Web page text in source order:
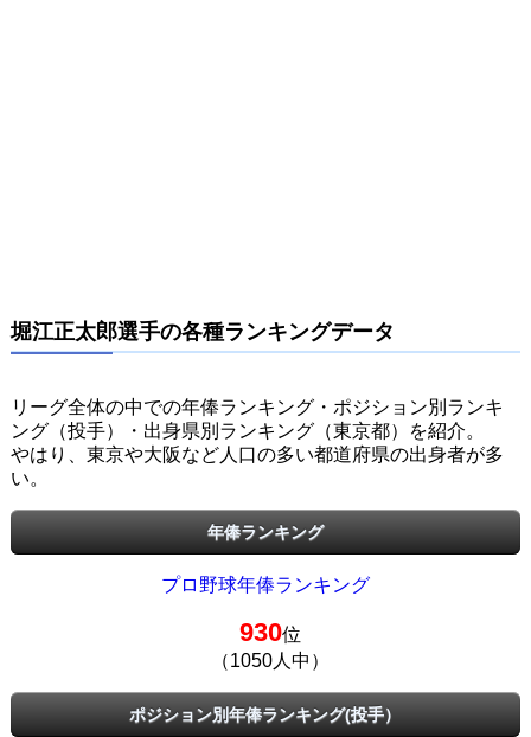
堀江正太郎選手の各種ランキングデータ
リーグ全体の中での年俸ランキング・ポジション別ランキ
ング（投手）・出身県別ランキング（東京都）を紹介。
やはり、東京や大阪など人口の多い都道府県の出身者が多
い。
年俸ランキング
プロ野球年俸ランキング
930位
（1050人中）
ポジション別年俸ランキング(投手）